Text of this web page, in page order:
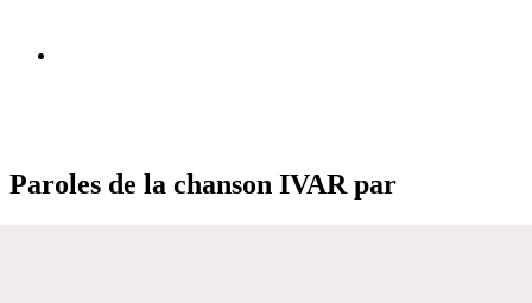
Paroles de la chanson IVAR par